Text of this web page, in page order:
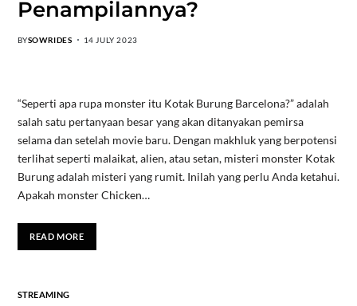
Penampilannya?
BYSOWRIDES 14 JULY 2023
“Seperti apa rupa monster itu Kotak Burung Barcelona?” adalah
salah satu pertanyaan besar yang akan ditanyakan pemirsa
selama dan setelah movie baru. Dengan makhluk yang berpotensi
terlihat seperti malaikat, alien, atau setan, misteri monster Kotak
Burung adalah misteri yang rumit. Inilah yang perlu Anda ketahui.
Apakah monster Chicken…
READ MORE
STREAMING